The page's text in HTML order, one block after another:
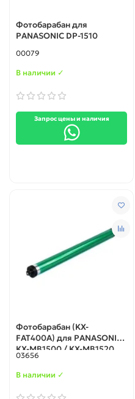
Фотобарабан для
PANASONIC DP-1510
00079
В наличии ✓
Запрос цены и наличия
Фотобарабан (KX-
FAT400A) для PANASONIC
KX-MB1500 / KX-MB1520
(Корея)
03656
В наличии ✓